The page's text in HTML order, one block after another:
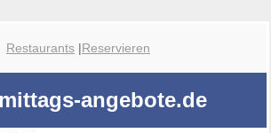
Restaurants |Reservieren
angebote.de